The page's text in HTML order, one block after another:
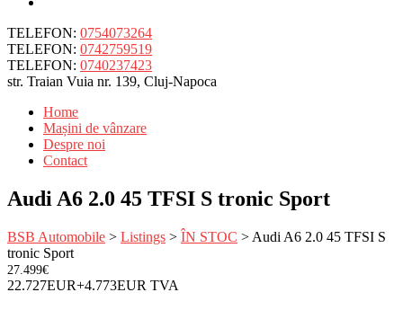
TELEFON: 0754073264
TELEFON: 0742759519
TELEFON: 0740237423
str. Traian Vuia nr. 139, Cluj-Napoca
Home
Mașini de vânzare
Despre noi
Contact
Audi A6 2.0 45 TFSI S tronic Sport
BSB Automobile > Listings > ÎN STOC > Audi A6 2.0 45 TFSI S
tronic Sport
27.499€
22.727EUR+4.773EUR TVA